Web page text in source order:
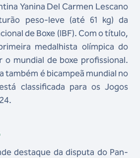
Yanina Del Carmen Lescano
peso-leve (até 61 kg) da
de Boxe (IBF). Com o título,
medalhista olímpica do
o mundial de boxe profissional.
também é bicampeã mundial no
classificada para os Jogos
destaque da disputa do Pan-